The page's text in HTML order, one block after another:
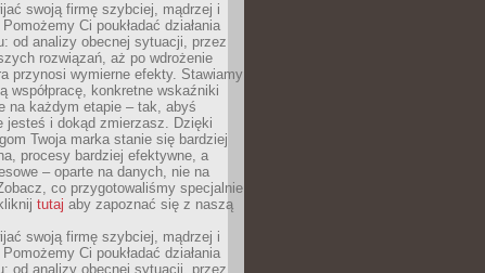
swoją firmę szybciej, mądrzej i
Ci poukładać działania
od analizy obecnej sytuacji, przez
rozwiązań, aż po wdrożenie
przynosi wymierne efekty. Stawiamy
współpracę, konkretne wskaźniki
na każdym etapie – tak, abyś
jesteś i dokąd zmierzasz. Dzięki
Twoja marka stanie się bardziej
procesy bardziej efektywne, a
– oparte na danych, nie na
co przygotowaliśmy specjalnie
tutaj aby zapoznać się z naszą
swoją firmę szybciej, mądrzej i
Ci poukładać działania
od analizy obecnej sytuacji, przez